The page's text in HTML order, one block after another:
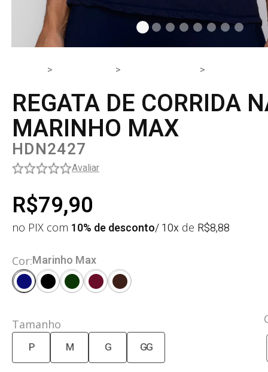
REGATA DE CORRIDA
MARINHO MAX
HDN2427
Avaliar
R$79,90
no PIX com 10% de desconto/ 10x de R$8,88
Cor:Marinho Max
Tamanho
P M G GG